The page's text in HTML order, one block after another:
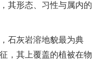
其形态、习性与属内的
石灰岩溶地貌最为典
，其上覆盖的植被在物